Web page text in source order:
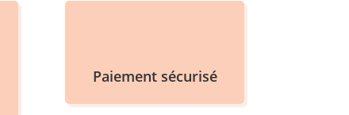
Paiement sécurisé